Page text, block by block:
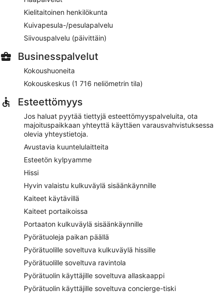
Kielitaitoinen henkilökunta
Kuivapesula-/pesulapalvelu
Siivouspalvelu (päivittäin)
Businesspalvelut
Kokoushuoneita
Kokouskeskus (1 716 neliömetrin tila)
Esteettömyys
Jos haluat pyytää tiettyjä esteettömyyspalveluita, ota
majoituspaikkaan yhteyttä käyttäen varausvahvistuksessa
olevia yhteystietoja.
Avustavia kuuntelulaitteita
Esteetön kylpyamme
Hissi
Hyvin valaistu kulkuväylä sisäänkäynnille
Kaiteet käytävillä
Kaiteet portaikoissa
Portaaton kulkuväylä sisäänkäynnille
Pyörätuoleja paikan päällä
Pyörätuolille soveltuva kulkuväylä hissille
Pyörätuolille soveltuva ravintola
Pyörätuolin käyttäjille soveltuva allaskaappi
Pyörätuolin käyttäjille soveltuva concierge-tiski